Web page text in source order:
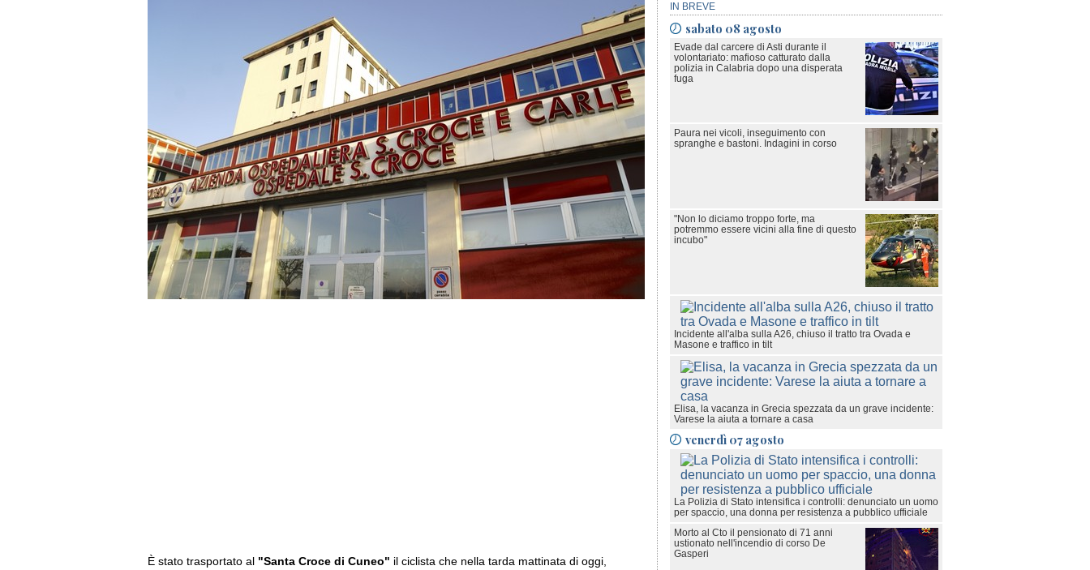
È stato trasportato al "Santa Croce di Cuneo" il ciclista che nella tarda mattinata di oggi,
IN BREVE
sabato 08 agosto
Evade dal carcere di Asti durante il
volontariato: mafioso catturato dalla
polizia in Calabria dopo una disperata
fuga
Paura nei vicoli, inseguimento con
spranghe e bastoni. Indagini in corso
"Non lo diciamo troppo forte, ma
potremmo essere vicini alla fine di questo
incubo"
Incidente all'alba sulla A26, chiuso il tratto tra Ovada e
Masone e traffico in tilt
Elisa, la vacanza in Grecia spezzata da un grave incidente:
Varese la aiuta a tornare a casa
venerdì 07 agosto
La Polizia di Stato intensifica i controlli: denunciato un uomo
per spaccio, una donna per resistenza a pubblico ufficiale
Morto al Cto il pensionato di 71 anni
ustionato nell'incendio di corso De
Gasperi